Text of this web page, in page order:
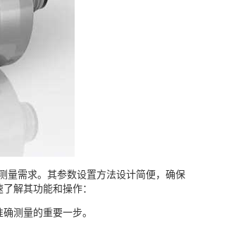
量需求。其参数设置方法设计简便，确保
解其功能和操作：
测量的重要一步。